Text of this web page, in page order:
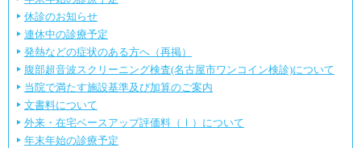
休診のお知らせ
連休中の診療予定
発熱などの症状のある方へ（再掲）
腹部超音波スクリーニング検査(名古屋市ワンコイン検診)について
当院で満たす施設基準及び加算のご案内
文書料について
外来・在宅ベースアップ評価料（Ⅰ）について
年末年始の診療予定